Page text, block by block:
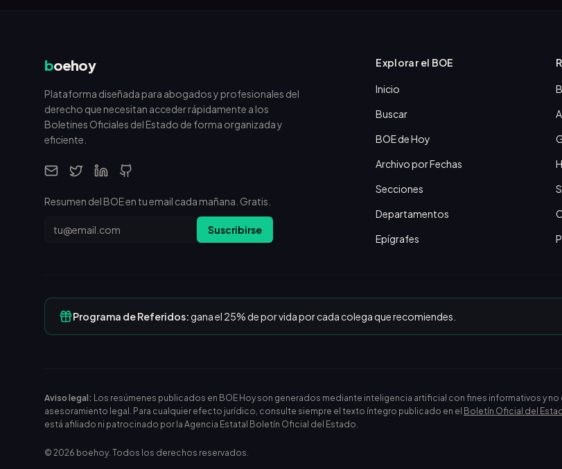
boehoy
Plataforma diseñada para abogados y profesionales del
derecho que necesitan acceder rápidamente a los
Boletines Oficiales del Estado de forma organizada y
eficiente.
Resumen del BOE en tu email cada mañana. Gratis.
Email Suscribirse
Explorar el BOE
Inicio
Buscar
BOE de Hoy
Archivo por Fechas
Secciones
Departamentos
Epígrafes
Programa de Referidos:gana el 25% de por vida por cada colega que recomiendes.
Aviso legal: Los resúmenes publicados en BOE Hoy son generados mediante inteligencia artificial con fines informativos y
asesoramiento legal. Para cualquier efecto jurídico, consulte siempre el texto íntegro publicado en el Boletín Oficial del
está afiliado ni patrocinado por la Agencia Estatal Boletín Oficial del Estado.
© 2026 boehoy. Todos los derechos reservados.